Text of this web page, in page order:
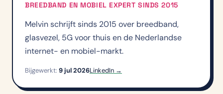
BREEDBAND EN MOBIEL EXPERT SINDS 2015
Melvin schrijft sinds 2015 over breedband,
glasvezel, 5G voor thuis en de Nederlandse
internet- en mobiel-markt.
Bijgewerkt: 9 jul 2026LinkedIn →